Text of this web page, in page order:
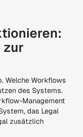
zur
Welche Workflows
des Systems.
Management
das Legal
zusätzlich